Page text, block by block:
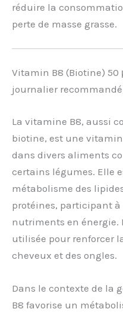
réduire la
perte de masse grasse.
Vitamin B8 (Biotine) 50
journalier
La vitamine B8, aussi
biotine, est une
dans divers aliments
certains légumes. Elle
métabolisme des
protéines, participant
nutriments en énergie.
utilisée pour renforcer
cheveux et des ongles.
Dans le contexte de la
B8 favorise un